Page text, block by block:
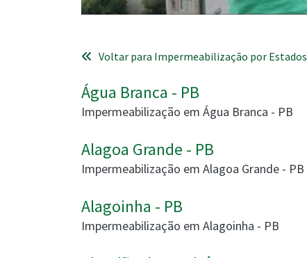
Voltar para Impermeabilização por Estados
Água Branca - PB
Impermeabilização em Água Branca - PB
Alagoa Grande - PB
Impermeabilização em Alagoa Grande - PB
Alagoinha - PB
Impermeabilização em Alagoinha - PB